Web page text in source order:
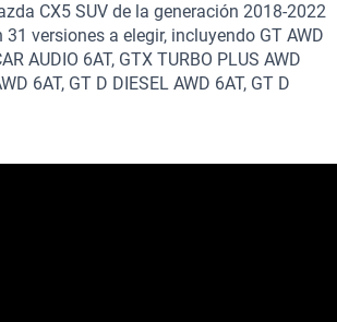
CX5 SUV de la generación 2018-2022
versiones a elegir, incluyendo GT AWD
AUDIO 6AT, GTX TURBO PLUS AWD
6AT, GT D DIESEL AWD 6AT, GT D
6AT entre otros igualmente notables,
coche es ideal para cualquier viaje.